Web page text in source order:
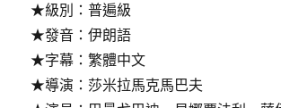
★級別：普遍級
★發音：伊朗語
★字幕：繁體中文
★導演：莎米拉馬克馬巴夫